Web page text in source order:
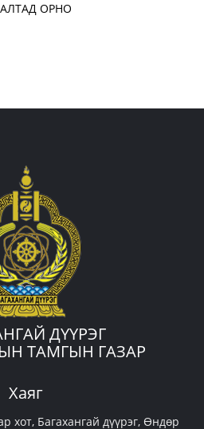
ОРНО
ДҮҮРЭГ
ТАМГЫН ГАЗАР
Хаяг
хот, Багахангай дүүрэг, Өндөр